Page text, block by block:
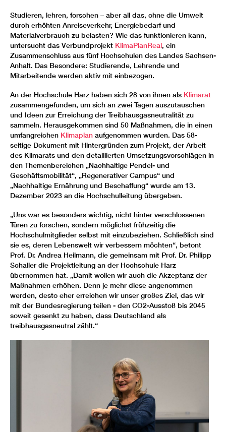
Studieren, lehren, forschen – aber all das, ohne die Umwelt
durch erhöhten Anreiseverkehr, Energiebedarf und
Materialverbrauch zu belasten? Wie das funktionieren kann,
untersucht das Verbundprojekt KlimaPlanReal, ein
Zusammenschluss aus fünf Hochschulen des Landes Sachsen-
Anhalt. Das Besondere: Studierende, Lehrende und
Mitarbeitende werden aktiv mit einbezogen.
An der Hochschule Harz haben sich 28 von ihnen als Klimarat
zusammengefunden, um sich an zwei Tagen auszutauschen
und Ideen zur Erreichung der Treibhausgasneutralität zu
sammeln. Herausgekommen sind 50 Maßnahmen, die in einen
umfangreichen Klimaplan aufgenommen wurden. Das 58-
seitige Dokument mit Hintergründen zum Projekt, der Arbeit
des Klimarats und den detaillierten Umsetzungsvorschlägen in
den Themenbereichen „Nachhaltige Pendel- und
Geschäftsmobilität“, „Regenerativer Campus“ und
„Nachhaltige Ernährung und Beschaffung“ wurde am 13.
Dezember 2023 an die Hochschulleitung übergeben.
„Uns war es besonders wichtig, nicht hinter verschlossenen
Türen zu forschen, sondern möglichst frühzeitig die
Hochschulmitglieder selbst mit einzubeziehen. Schließlich sind
sie es, deren Lebenswelt wir verbessern möchten“, betont
Prof. Dr. Andrea Heilmann, die gemeinsam mit Prof. Dr. Philipp
Schaller die Projektleitung an der Hochschule Harz
übernommen hat. „Damit wollen wir auch die Akzeptanz der
Maßnahmen erhöhen. Denn je mehr diese angenommen
werden, desto eher erreichen wir unser großes Ziel, das wir
mit der Bundesregierung teilen - den CO2-Ausstoß bis 2045
soweit gesenkt zu haben, dass Deutschland als
treibhausgasneutral zählt.“